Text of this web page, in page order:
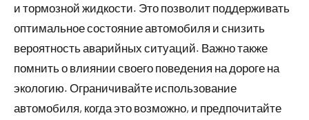
и тормозной жидкости. Это позволит поддерживать
оптимальное состояние автомобиля и снизить
вероятность аварийных ситуаций. Важно также
помнить о влиянии своего поведения на дороге на
экологию. Ограничивайте использование
автомобиля, когда это возможно, и предпочитайте